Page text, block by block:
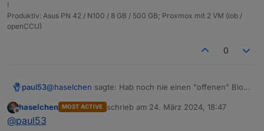
!
Produktiv: Asus PN 42 / N100 / 8 GB / 500 GB; Proxmox mit 2 VM (iob /
openCCU)
0
paul53@haselchen sagte: Hab noch nie einen "offenen" Block
Noch nie "Datenpunkt erzeugen" oder Timeout als
Offline
haselchen MOST ACTIVE schrieb am 24. März 2024, 18:47
zuletzt editiert von
@paul53